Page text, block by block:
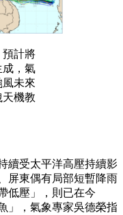
預計將
成，氣
未來
機教
續受太平洋高壓持續影
屏東偶有局部短暫降雨
低壓」，則已在今
」，氣象專家吳德榮指